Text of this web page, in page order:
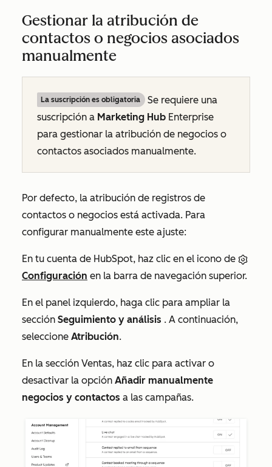
Gestionar la atribución de
contactos o negocios asociados
manualmente
La suscripción es obligatoria
Se requiere una
suscripción a Marketing Hub Enterprise
para gestionar la atribución de negocios o
contactos asociados manualmente.
Por defecto, la atribución de registros de
contactos o negocios está activada. Para
configurar manualmente este ajuste:
En tu cuenta de HubSpot, haz clic en el icono de
Configuración en la barra de navegación superior.
En el panel izquierdo, haga clic para ampliar la
sección Seguimiento y análisis . A continuación,
seleccione Atribución.
En la sección Ventas, haz clic para activar o
desactivar la opción Añadir manualmente
negocios y contactos a las campañas.